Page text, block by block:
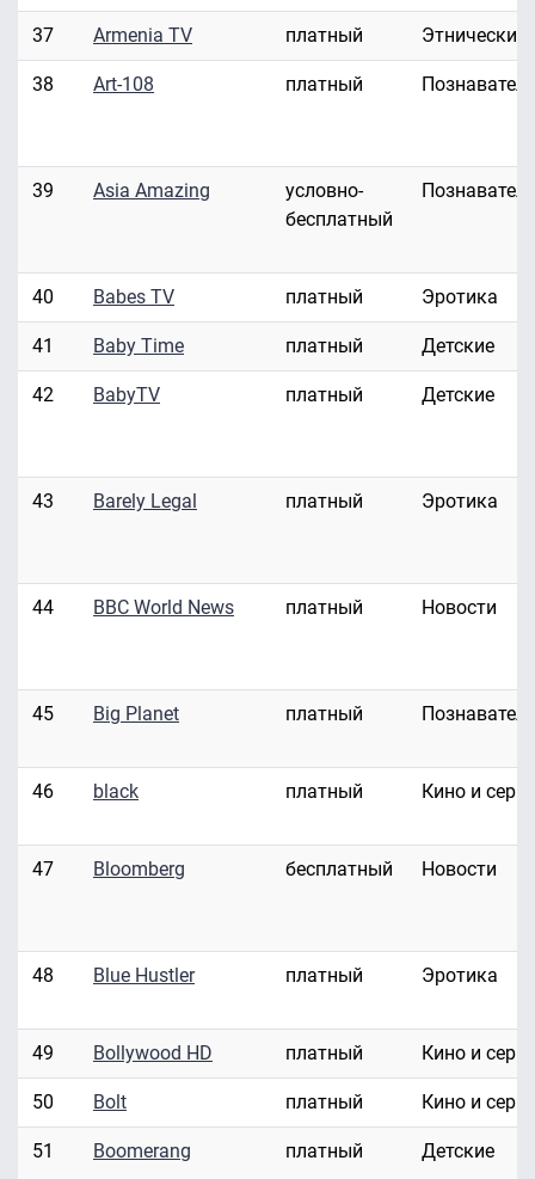
37 Armenia TV платный Этнические
38 Art-108 платный
39 Asia Amazing
условно-
бесплатный
40 Babes TV платный Эротика
41 Baby Time платный Детские
42 BabyTV платный Детские
43 Barely Legal платный Эротика
44 BBC World News платный Новости
45 Big Planet платный
46 black платный Кино и
47 Bloomberg бесплатный Новости
48 Blue Hustler платный Эротика
49 Bollywood HD платный Кино и
50 Bolt платный Кино и
51 Boomerang платный Детские